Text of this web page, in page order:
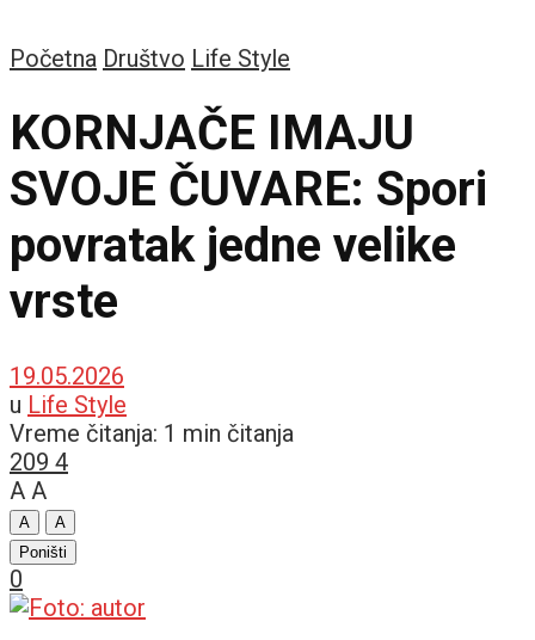
Početna Društvo Life Style
KORNJAČE IMAJU
SVOJE ČUVARE: Spori
povratak jedne velike
vrste
19.05.2026
u Life Style
Vreme čitanja: 1 min čitanja
209 4
A A
A
A
Poništi
0